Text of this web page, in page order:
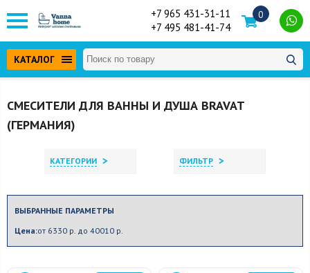
+7 965 431-31-11
+7 495 481-41-74
0
КАТАЛОГ
СМЕСИТЕЛИ ДЛЯ ВАННЫ И ДУША BRAVAT
(ГЕРМАНИЯ)
КАТЕГОРИИ > ФИЛЬТР >
ВЫБРАННЫЕ ПАРАМЕТРЫ
Цена:от 6330 р. до 40010 р.